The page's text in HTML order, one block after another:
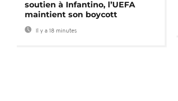
soutien à Infantino, l’UEFA
maintient son boycott
Il y a 18 minutes